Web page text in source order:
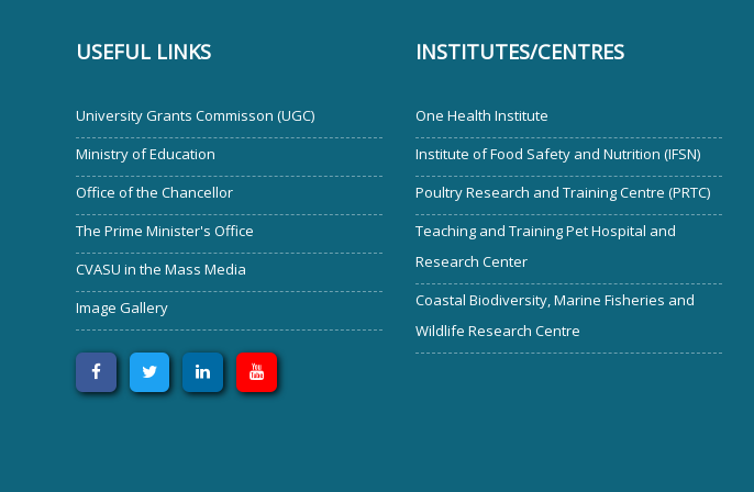
USEFUL LINKS
University Grants Commisson (UGC)
Ministry of Education
Office of the Chancellor
The Prime Minister's Office
CVASU in the Mass Media
Image Gallery
INSTITUTES/CENTRES
One Health Institute
Institute of Food Safety and Nutrition (IFSN)
Poultry Research and Training Centre (PRTC)
Teaching and Training Pet Hospital and
Research Center
Coastal Biodiversity, Marine Fisheries and
Wildlife Research Centre